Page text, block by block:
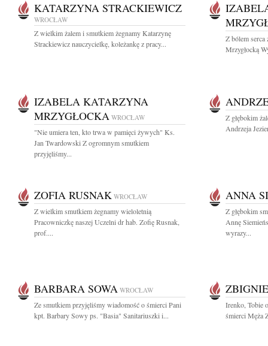
KATARZYNA STRACKIEWICZ
WROCŁAW
Z wielkim żalem i smutkiem żegnamy Katarzynę
Strackiewicz nauczycielkę, koleżankę z pracy...
Z bólem serca
Mrzygłocką
IZABELA KATARZYNA
MRZYGŁOCKA WROCŁAW
"Nie umiera ten, kto trwa w pamięci żywych" Ks.
Jan Twardowski Z ogromnym smutkiem
przyjęliśmy...
Z głębokim
Andrzeja
ZOFIA RUSNAK WROCŁAW
Z wielkim smutkiem żegnamy wieloletnią
Pracowniczkę naszej Uczelni dr hab. Zofię Rusnak,
prof....
ANNA
Z głębokim
Annę
wyrazy...
BARBARA SOWA WROCŁAW
Ze smutkiem przyjęliśmy wiadomość o śmierci Pani
kpt. Barbary Sowy ps. "Basia" Sanitariuszki i...
Irenko, Tobie
śmierci Męża